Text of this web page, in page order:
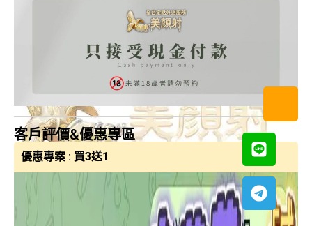
客戶評價&優惠專區
優惠專案 : 買3送1